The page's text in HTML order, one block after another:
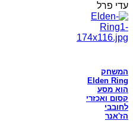
עדי פרל
המשחק
Elden Ring
הוא מסע
קסום ואכזרי
לחובבי
הז'אנר